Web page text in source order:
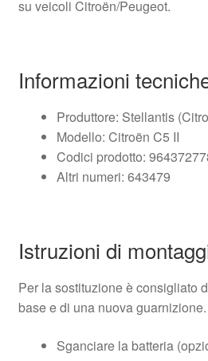
su veicoli Citroën/Peugeot.
Informazioni
Produttore: Stellantis
Modello: Citroën C5 II
Codici prodotto:
Altri numeri: 643479
Istruzioni di
Per la sostituzione è consigliato
base e di una nuova
Sganciare la batteria